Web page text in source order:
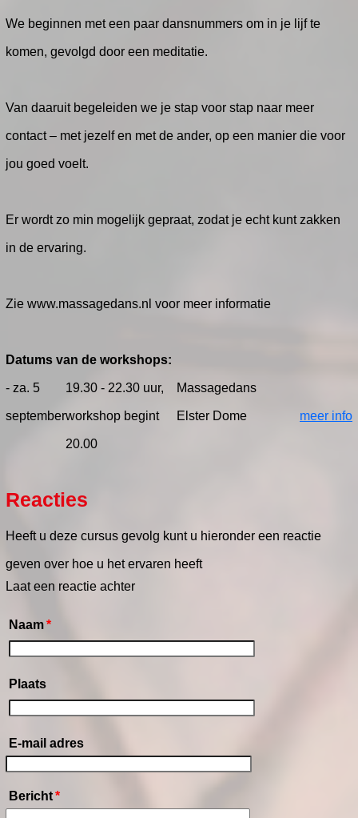
We beginnen met een paar dansnummers om in je lijf te
komen, gevolgd door een meditatie.
Van daaruit begeleiden we je stap voor stap naar meer
contact – met jezelf en met de ander, op een manier die voor
jou goed voelt.
Er wordt zo min mogelijk gepraat, zodat je echt kunt zakken
in de ervaring.
Zie www.massagedans.nl voor meer informatie
Datums van de workshops:
- za. 5
september
19.30 - 22.30 uur,
workshop begint
20.00
Massagedans
Elster Dome meer info
Reacties
Heeft u deze cursus gevolg kunt u hieronder een reactie
geven over hoe u het ervaren heeft
Laat een reactie achter
Naam*
Plaats
E-mail adres
Bericht*